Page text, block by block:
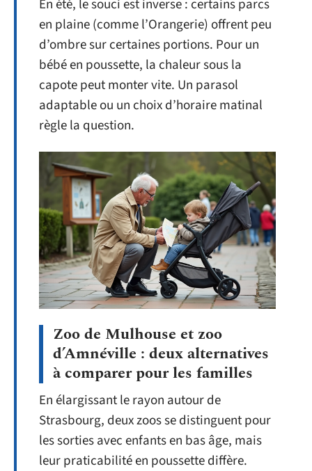
En été, le souci est inverse : certains parcs
en plaine (comme l’Orangerie) offrent peu
d’ombre sur certaines portions. Pour un
bébé en poussette, la chaleur sous la
capote peut monter vite. Un parasol
adaptable ou un choix d’horaire matinal
règle la question.
Zoo de Mulhouse et zoo
d’Amnéville : deux alternatives
à comparer pour les familles
En élargissant le rayon autour de
Strasbourg, deux zoos se distinguent pour
les sorties avec enfants en bas âge, mais
leur praticabilité en poussette diffère.